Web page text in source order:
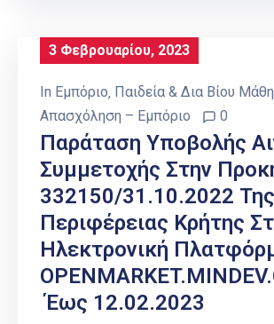
3 Φεβρουαρίου, 2023
In Εμπόριο‚ Παιδεία & Δια Βίου
Απασχόληση – Εμπόριο
0
Παράταση Υποβολής
Συμμετοχής Στην
332150/31.10.2022 Της
Περιφέρειας Κρήτης
Ηλεκτρονική
Έως 12.02.2023